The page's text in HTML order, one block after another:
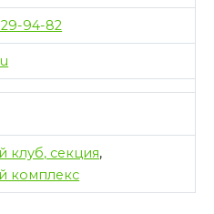
94-82
клуб, секция,
комплекс